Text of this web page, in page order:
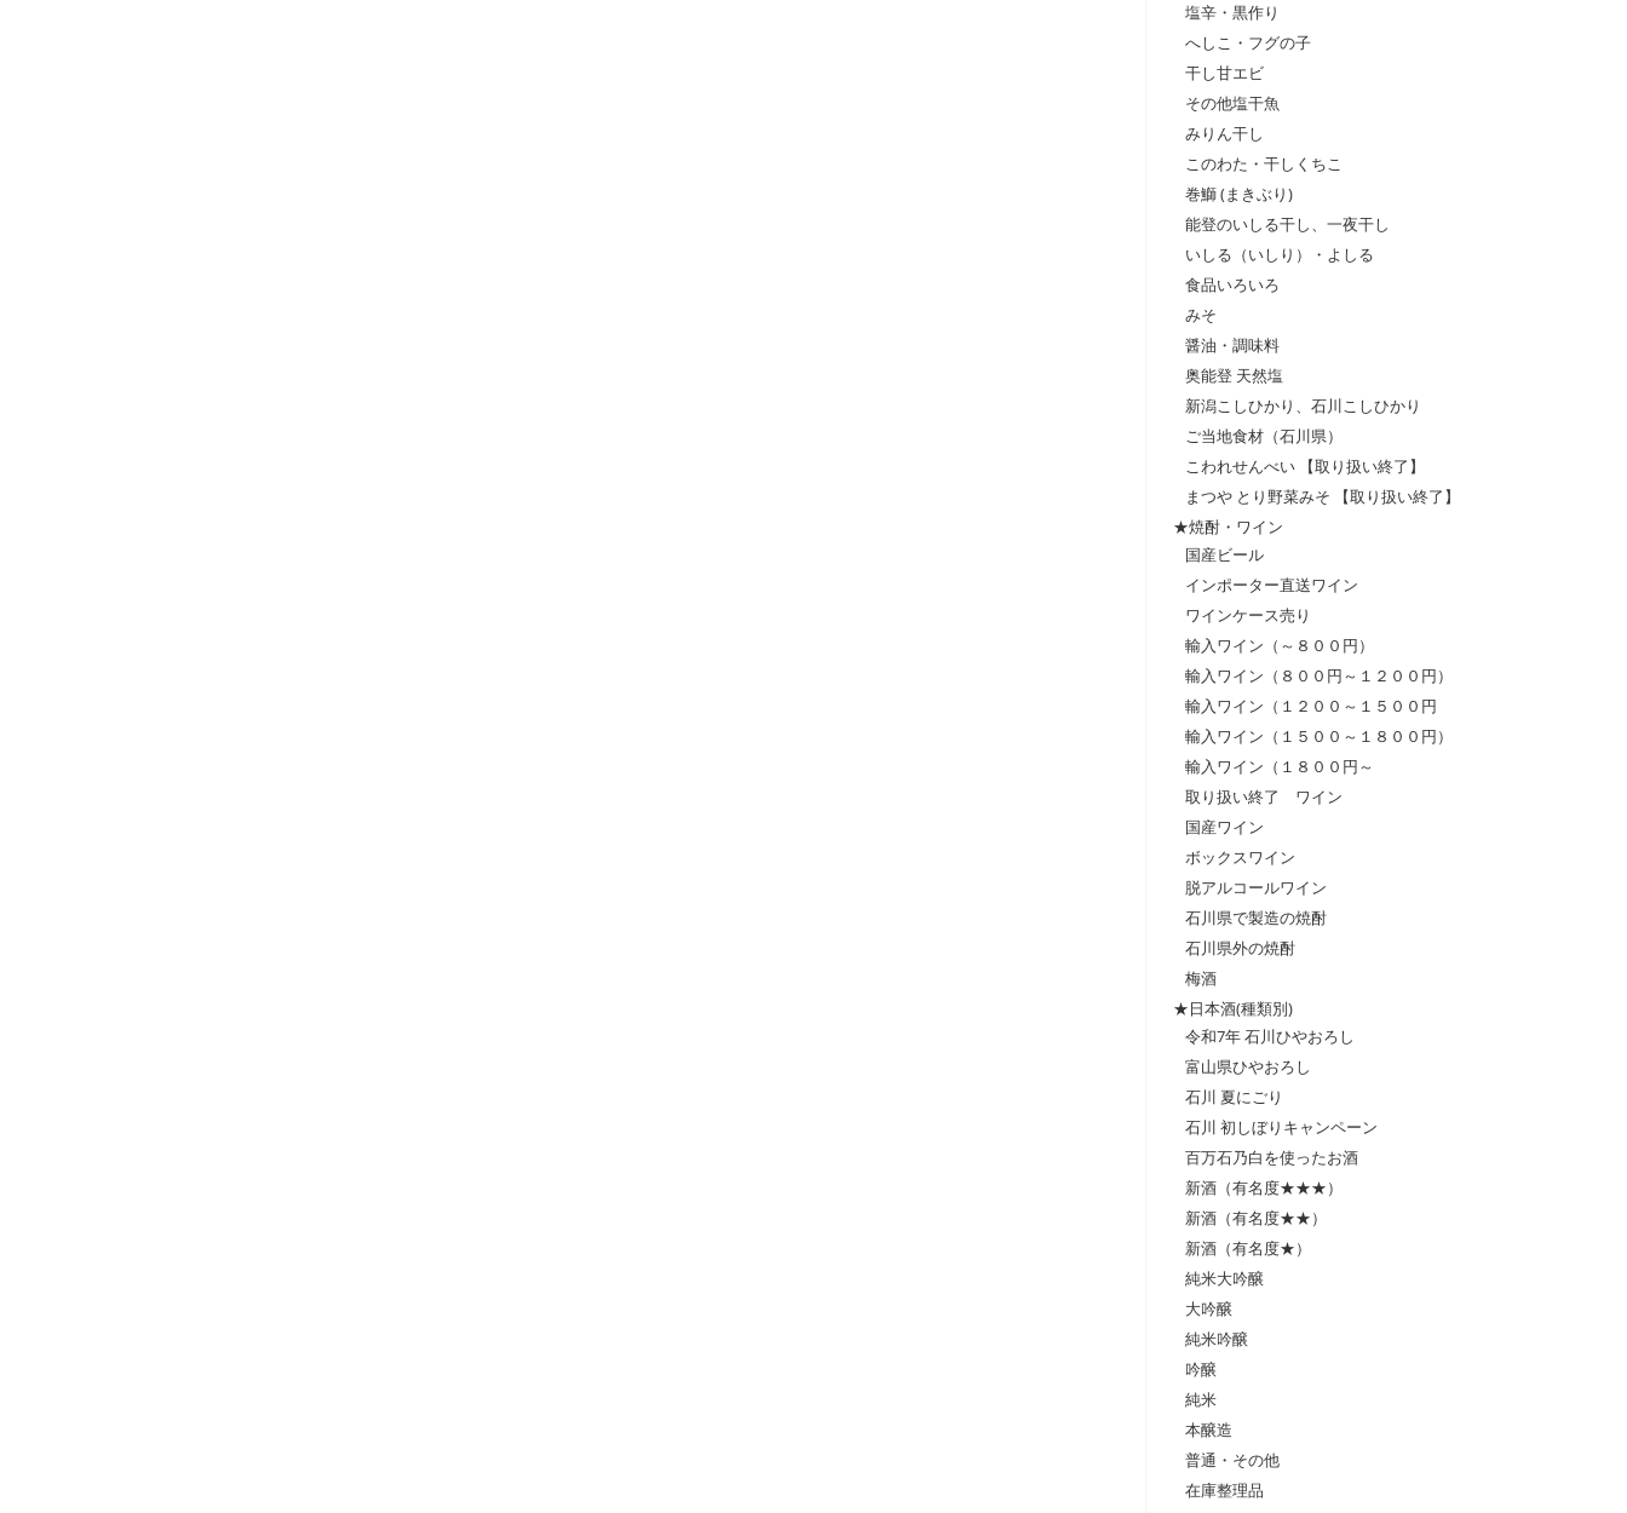
塩辛・黒作り
へしこ・フグの子
干し甘エビ
その他塩干魚
みりん干し
このわた・干しくちこ
巻鰤 (まきぶり)
能登のいしる干し、一夜干し
いしる（いしり）・よしる
食品いろいろ
みそ
醤油・調味料
奥能登 天然塩
新潟こしひかり、石川こしひかり
ご当地食材（石川県）
こわれせんべい 【取り扱い終了】
まつや とり野菜みそ 【取り扱い終了】
★焼酎・ワイン
国産ビール
インポーター直送ワイン
ワインケース売り
輸入ワイン（～８００円）
輸入ワイン（８００円～１２００円）
輸入ワイン（１２００～１５００円
輸入ワイン（１５００～１８００円）
輸入ワイン（１８００円～
取り扱い終了 ワイン
国産ワイン
ボックスワイン
脱アルコールワイン
石川県で製造の焼酎
石川県外の焼酎
梅酒
★日本酒(種類別)
令和7年 石川ひやおろし
富山県ひやおろし
石川 夏にごり
石川 初しぼりキャンペーン
百万石乃白を使ったお酒
新酒（有名度★★★）
新酒（有名度★★）
新酒（有名度★）
純米大吟醸
大吟醸
純米吟醸
吟醸
純米
本醸造
普通・その他
在庫整理品